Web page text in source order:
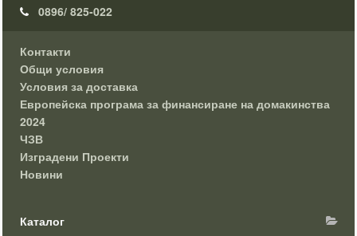
0896/ 825-022
Контакти
Общи условия
Условия за доставка
Европейска програма за финансиране на домакинства
2024
ЧЗВ
Изградени Проекти
Новини
Каталог